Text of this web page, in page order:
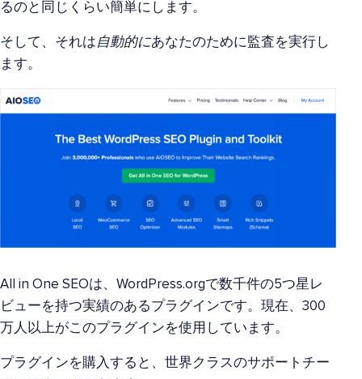
るのと同じくらい簡単にします。
そして、それは自動的にあなたのために監査を実行し
ます。
All in One SEOは、WordPress.orgで数千件の5つ星レ
ビューを持つ実績のあるプラグインです。現在、300
万人以上がこのプラグインを使用しています。
プラグインを購入すると、世界クラスのサポートチー